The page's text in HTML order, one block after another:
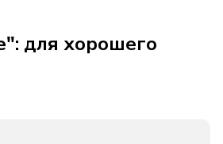
для хорошего